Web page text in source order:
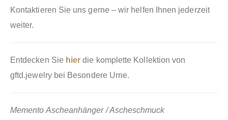
Kontaktieren Sie uns gerne – wir helfen Ihnen jederzeit
weiter.
Entdecken Sie hier die komplette Kollektion von
gftd.jewelry bei Besondere Urne.
Memento Ascheanhänger / Ascheschmuck